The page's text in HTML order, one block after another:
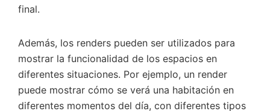
final.
Además, los renders pueden ser utilizados para
mostrar la funcionalidad de los espacios en
diferentes situaciones. Por ejemplo, un render
puede mostrar cómo se verá una habitación en
diferentes momentos del día, con diferentes tipos